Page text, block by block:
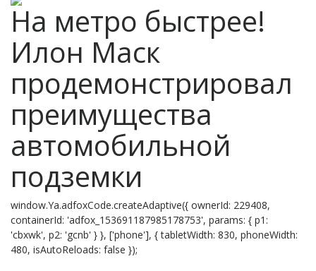
На метро быстрее!
Илон Маск
продемонстрировал
преимущества
автомобильной
подземки
window.Ya.adfoxCode.createAdaptive({ ownerId: 229408,
containerId: 'adfox_153691187985178753', params: { p1:
'cbxwk', p2: 'gcnb' } }, ['phone'], { tabletWidth: 830, phoneWidth:
480, isAutoReloads: false });